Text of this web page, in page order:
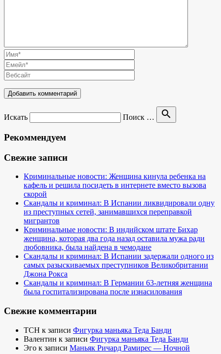
Искать Поиск … search
Рекоммендуем
Свежие записи
Криминальные новости: Женщина кинула ребенка на
кафель и решила посидеть в интернете вместо вызова
скорой
Скандалы и криминал: В Испании ликвидировали одну
из преступных сетей, занимавшихся переправкой
мигрантов
Криминальные новости: В индийском штате Бихар
женщина, которая два года назад оставила мужа ради
любовника, была найдена в чемодане
Скандалы и криминал: В Испании задержали одного из
самых разыскиваемых преступников Великобритании
Джона Рокса
Скандалы и криминал: В Германии 63-летняя женщина
была госпитализирована после изнасилования
Свежие комментарии
TCH к записи Фигурка маньяка Теда Банди
Валентин к записи Фигурка маньяка Теда Банди
Эго к записи Маньяк Ричард Рамирес — Ночной